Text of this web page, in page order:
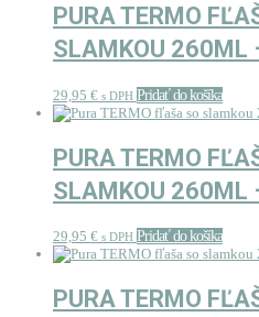
PURA TERMO
SLAMKOU 260ML
29,95 € s DPH Pridať do košíka
PURA TERMO
SLAMKOU 260ML
29,95 € s DPH Pridať do košíka
PURA TERMO